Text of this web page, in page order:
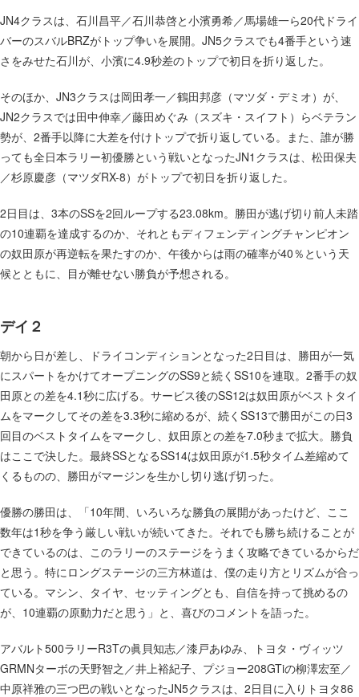
2014年
2013年
2011年
2010年
2009年
2008年
2006年
JN4クラスは、石川昌平／石川恭啓と小濱勇希／馬場雄一ら20代ドライ
バーのスバルBRZがトップ争いを展開。JN5クラスでも4番手という速
さをみせた石川が、小濱に4.9秒差のトップで初日を折り返した。
そのほか、JN3クラスは岡田孝一／鶴田邦彦（マツダ・デミオ）が、
JN2クラスでは田中伸幸／藤田めぐみ（スズキ・スイフト）らベテラン
勢が、2番手以降に大差を付けトップで折り返している。また、誰が勝
っても全日本ラリー初優勝という戦いとなったJN1クラスは、松田保夫
／杉原慶彦（マツダRX-8）がトップで初日を折り返した。
2日目は、3本のSSを2回ループする23.08km。勝田が逃げ切り前人未踏
の10連覇を達成するのか、それともディフェンディングチャンピオン
の奴田原が再逆転を果たすのか、午後からは雨の確率が40％という天
候とともに、目が離せない勝負が予想される。
デイ２
朝から日が差し、ドライコンディションとなった2日目は、勝田が一気
にスパートをかけてオープニングのSS9と続くSS10を連取。2番手の奴
田原との差を4.1秒に広げる。サービス後のSS12は奴田原がベストタイ
ムをマークしてその差を3.3秒に縮めるが、続くSS13で勝田がこの日3
回目のベストタイムをマークし、奴田原との差を7.0秒まで拡大。勝負
はここで決した。最終SSとなるSS14は奴田原が1.5秒タイム差縮めて
くるものの、勝田がマージンを生かし切り逃げ切った。
優勝の勝田は、「10年間、いろいろな勝負の展開があったけど、ここ
数年は1秒を争う厳しい戦いが続いてきた。それでも勝ち続けることが
できているのは、このラリーのステージをうまく攻略できているからだ
と思う。特にロングステージの三方林道は、僕の走り方とリズムが合っ
ている。マシン、タイヤ、セッティングとも、自信を持って挑めるの
が、10連覇の原動力だと思う」と、喜びのコメントを語った。
アバルト500ラリーR3Tの眞貝知志／漆戸あゆみ、トヨタ・ヴィッツ
GRMNターボの天野智之／井上裕紀子、プジョー208GTiの柳澤宏至／
中原祥雅の三つ巴の戦いとなったJN5クラスは、2日目に入りトヨタ86